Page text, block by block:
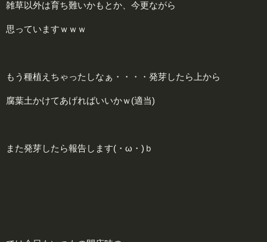
雑草以外は育ち難いかもとか、今更ながら
思っていますｗｗｗ
もう種植えちゃったしなぁ・・・・発芽したら上から
腐葉土かけてあげればいいかｗ(適当)
また発芽したら報告します(・ω・)ｂ